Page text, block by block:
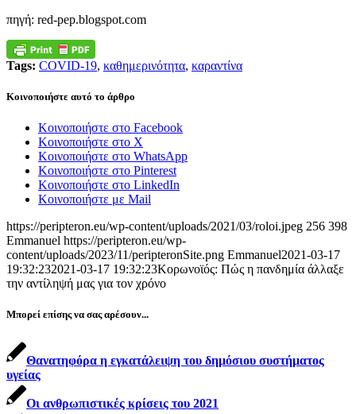
πηγή: red-pep.blogspot.com
Tags: COVID-19, καθημερινότητα, καραντίνα
Κοινοποιήστε αυτό το άρθρο
Κοινοποιήστε στο Facebook
Κοινοποιήστε στο X
Κοινοποιήστε στο WhatsApp
Κοινοποιήστε στο Pinterest
Κοινοποιήστε στο LinkedIn
Κοινοποιήστε με Mail
https://peripteron.eu/wp-content/uploads/2021/03/roloi.jpeg 256 398
Emmanuel https://peripteron.eu/wp-
content/uploads/2023/11/peripteronSite.png Emmanuel2021-03-17
19:32:232021-03-17 19:32:23Κορωνοϊός: Πώς η πανδημία άλλαξε
την αντίληψή μας για τον χρόνο
Μπορεί επίσης να σας αρέσουν...
Θανατηφόρα η εγκατάλειψη του δημόσιου συστήματος
υγείας
Οι ανθρωπιστικές κρίσεις του 2021